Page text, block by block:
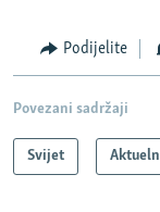
Podijelite
Povezani sadržaji
Svijet